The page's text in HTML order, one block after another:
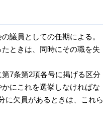
議員としての任期による。
ときは、同時にその職を失
7条第2項各号に掲げる区分
にこれを選挙しなければな
に欠員があるときは、これら